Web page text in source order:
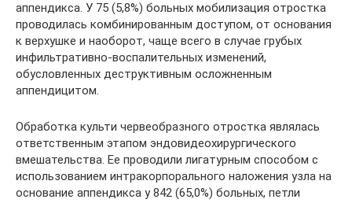
аппендикса. У 75 (5,8%) больных мобилизация отростка
проводилась комбинированным доступом, от основания
к верхушке и наоборот, чаще всего в случае грубых
инфильтративно-воспалительных изменений,
обусловленных деструктивным осложненным
аппендицитом.
Обработка культи червеобразного отростка являлась
ответственным этапом эндовидеохирургического
вмешательства. Ее проводили лигатурным способом с
использованием интракорпорального наложения узла на
основание аппендикса у 842 (65,0%) больных, петли